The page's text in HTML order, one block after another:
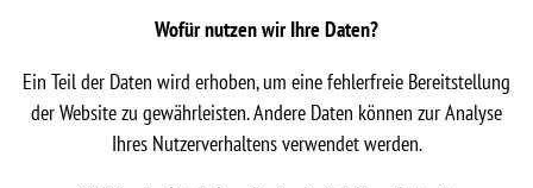
Wofür nutzen wir Ihre Daten?
Ein Teil der Daten wird erhoben, um eine fehlerfreie Bereitstellung
der Website zu gewährleisten. Andere Daten können zur Analyse
Ihres Nutzerverhaltens verwendet werden.